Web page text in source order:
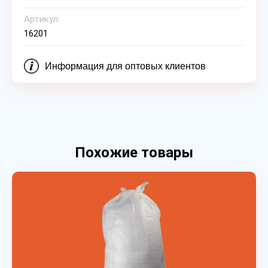
Артикул:
16201
Информация для оптовых клиентов
Похожие товары